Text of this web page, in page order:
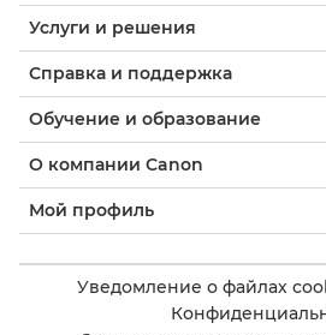
Услуги и решения
Справка и поддержка
Обучение и образование
О компании Canon
Мой профиль
Уведомление о файлах